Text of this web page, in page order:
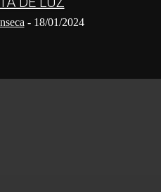
- 18/01/2024